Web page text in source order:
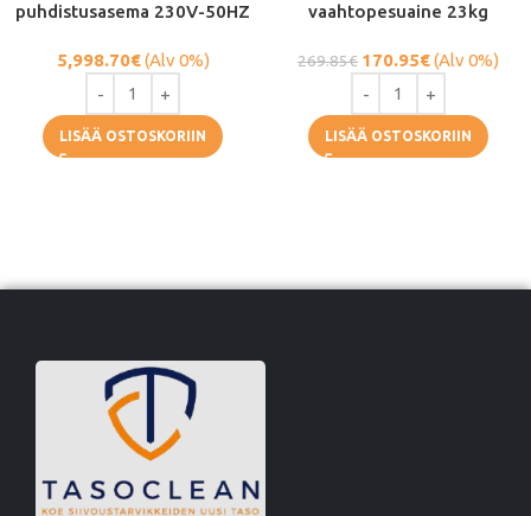
puhdistusasema 230V-50HZ
5,998.70€(Alv 0%)
LISÄÄ OSTOSKORIIN
vaahtopesuaine 23kg
269.85€ 170.95€(Alv 0%)
LISÄÄ OSTOSKORIIN